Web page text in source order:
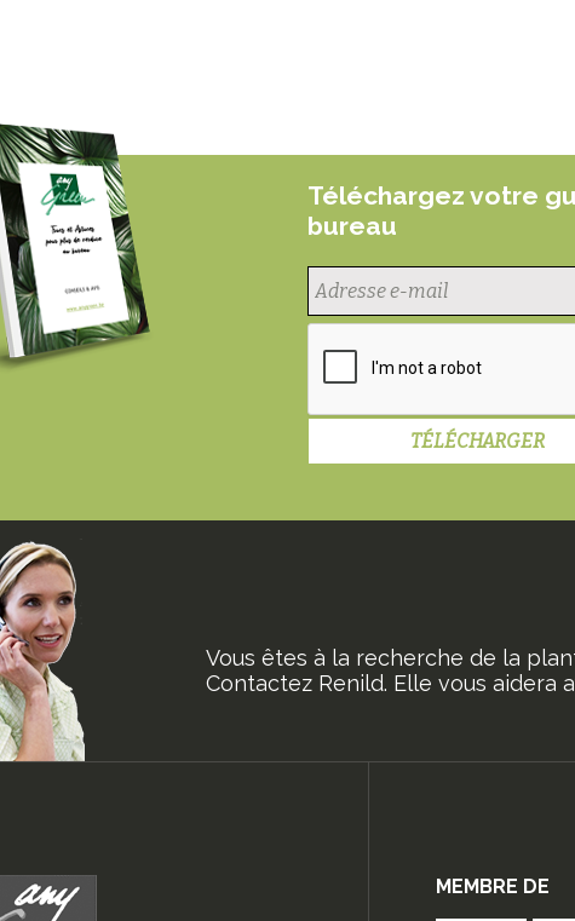
Téléchargez votre
bureau
Vous êtes à la recherche de la
Contactez Renild. Elle vous aidera
MEMBRE DE